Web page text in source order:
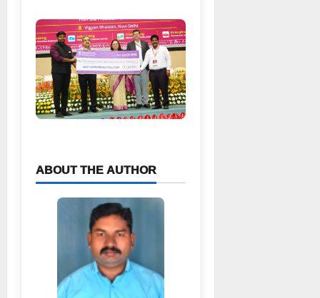
ABOUT THE AUTHOR